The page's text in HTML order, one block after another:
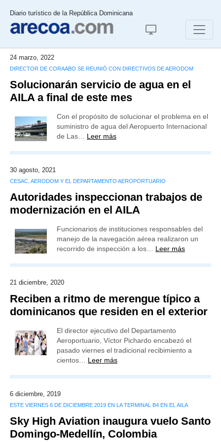
Diario turístico de la República Dominicana
24 marzo, 2022
DIRECTOR DE CORAABO SE REUNIÓ CON DIRECTIVOS DE AERODOM
Solucionarán servicio de agua en el
AILA a final de este mes
Con el propósito de solucionar el problema en el
suministro de agua del Aeropuerto Internacional
de Las… Leer más
30 agosto, 2021
CESAC, AERODOM Y EL DEPARTAMENTO AEROPORTUARIO
Autoridades inspeccionan trabajos de
modernización en el AILA
Funcionarios de instituciones responsables del
manejo de la navegación aérea realizaron un
recorrido de inspección a los… Leer más
21 diciembre, 2020
Reciben a ritmo de merengue típico a
dominicanos que residen en el exterior
El director ejecutivo del Departamento
Aeroportuario, Víctor Pichardo encabezó el
pasado viernes el tradicional recibimiento a
cientos… Leer más
6 diciembre, 2019
ESTE VIERNES 6 DE DICIEMBRE 2019 EN LA TERMINAL B4 EN EL AILA
Sky High Aviation inaugura vuelo Santo
Domingo-Medellín, Colombia